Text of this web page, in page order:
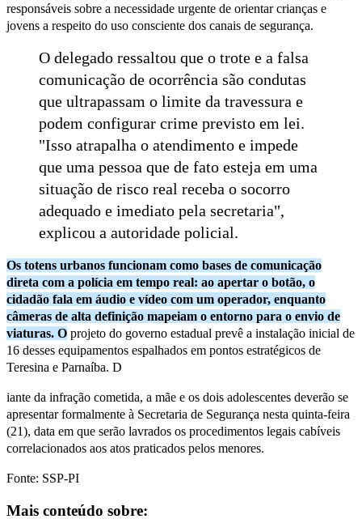
responsáveis sobre a necessidade urgente de orientar crianças e
jovens a respeito do uso consciente dos canais de segurança.
O delegado ressaltou que o trote e a falsa
comunicação de ocorrência são condutas
que ultrapassam o limite da travessura e
podem configurar crime previsto em lei.
"Isso atrapalha o atendimento e impede
que uma pessoa que de fato esteja em uma
situação de risco real receba o socorro
adequado e imediato pela secretaria",
explicou a autoridade policial.
Os totens urbanos funcionam como bases de comunicação
direta com a polícia em tempo real: ao apertar o botão, o
cidadão fala em áudio e vídeo com um operador, enquanto
câmeras de alta definição mapeiam o entorno para o envio de
viaturas. O projeto do governo estadual prevê a instalação inicial de
16 desses equipamentos espalhados em pontos estratégicos de
Teresina e Parnaíba. D
iante da infração cometida, a mãe e os dois adolescentes deverão se
apresentar formalmente à Secretaria de Segurança nesta quinta-feira
(21), data em que serão lavrados os procedimentos legais cabíveis
correlacionados aos atos praticados pelos menores.
Fonte: SSP-PI
Mais conteúdo sobre: